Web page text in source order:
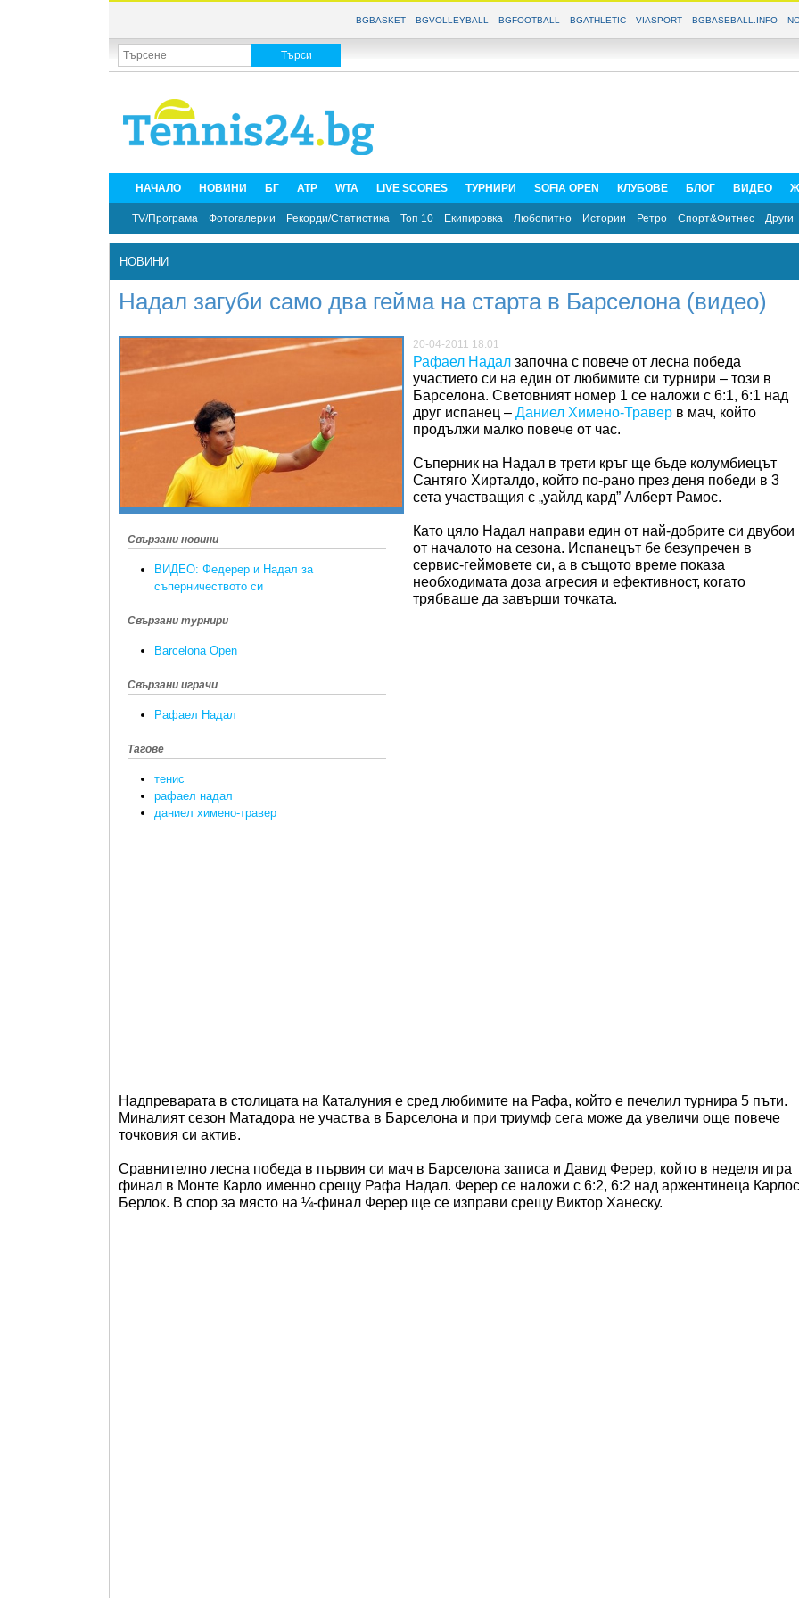
BGBASKET BGVOLLEYBALL BGFOOTBALL BGATHLETIC VIASPORT BGBASEBALL.INFO
НАЧАЛО НОВИНИ БГ ATP WTA LIVE SCORES ТУРНИРИ SOFIA OPEN КЛУБОВЕ БЛОГ ВИДЕО
TV/Програма Фотогалерии Рекорди/Статистика Топ 10 Екипировка Любопитно Истории Ретро Спорт&Фитнес Други
НОВИНИ
Надал загуби само два гейма на старта в Барселона (видео)
Свързани новини
ВИДЕО: Федерер и Надал за
съперничеството си
Свързани турнири
Barcelona Open
Свързани играчи
Рафаел Надал
Тагове
тенис
рафаел надал
даниел химено-травер
20-04-2011 18:01
Рафаел Надал започна с повече от лесна победа
участието си на един от любимите си турнири – този в
Барселона. Световният номер 1 се наложи с 6:1, 6:1 над
друг испанец – Даниел Химено-Травер в мач, който
продължи малко повече от час.
Съперник на Надал в трети кръг ще бъде колумбиецът
Сантяго Хирталдо, който по-рано през деня победи в 3
сета участващия с „уайлд кард” Алберт Рамос.
Като цяло Надал направи един от най-добрите си двубои
от началото на сезона. Испанецът бе безупречен в
сервис-геймовете си, а в същото време показа
необходимата доза агресия и ефективност, когато
трябваше да завърши точката.
Надпреварата в столицата на Каталуния е сред любимите на Рафа, който е печелил турнира 5 пъти.
Миналият сезон Матадора не участва в Барселона и при триумф сега може да увеличи още повече
точковия си актив.
Сравнително лесна победа в първия си мач в Барселона записа и Давид Ферер, който в неделя игра
финал в Монте Карло именно срещу Рафа Надал. Ферер се наложи с 6:2, 6:2 над аржентинеца Карлос
Берлок. В спор за място на ¼-финал Ферер ще се изправи срещу Виктор Ханеску.